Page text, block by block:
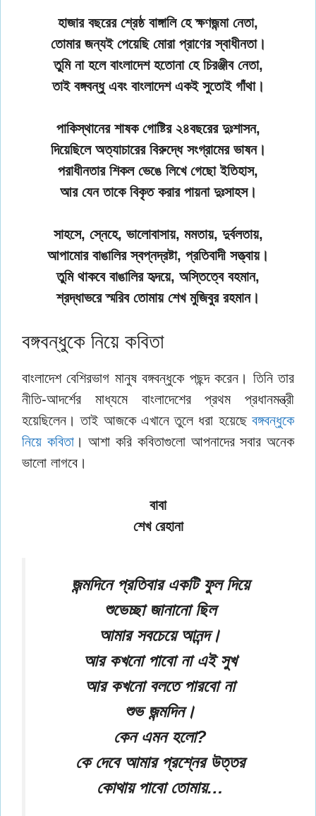
হাজার বছরের শ্রেষ্ঠ বাঙ্গালি হে ক্ষণজন্মা নেতা,
তোমার জন্যই পেয়েছি মোরা প্রাণের স্বাধীনতা।
তুমি না হলে বাংলাদেশ হতোনা হে চিরঞ্জীব নেতা,
তাই বঙ্গবন্ধু এবং বাংলাদেশ একই সুতোই গাঁথা।
পাকিস্থানের শাষক গোষ্টির ২৪বছরের দুঃশাসন,
দিয়েছিলে অত্যাচারের বিরুদ্ধে সংগ্রামের ভাষন।
পরাধীনতার শিকল ভেঙে লিখে গেছো ইতিহাস,
আর যেন তাকে বিকৃত করার পায়না দুঃসাহস।
সাহসে, স্নেহে, ভালোবাসায়, মমতায়, দুর্বলতায়,
আপামোর বাঙালির স্বপ্নদ্রষ্টা, প্রতিবাদী সত্ত্বায়।
তুমি থাকবে বাঙালির হৃদয়ে, অস্তিত্বে বহমান,
শ্রদ্ধাভরে স্মরিব তোমায় শেখ মুজিবুর রহমান।
বঙ্গবন্ধুকে নিয়ে কবিতা
বাংলাদেশ বেশিরভাগ মানুষ বঙ্গবন্ধুকে পছন্দ করেন। তিনি তার
নীতি-আদর্শের মাধ্যমে বাংলাদেশের প্রথম প্রধানমন্ত্রী
হয়েছিলেন। তাই আজকে এখানে তুলে ধরা হয়েছে বঙ্গবন্ধুকে
নিয়ে কবিতা। আশা করি কবিতাগুলো আপনাদের সবার অনেক
ভালো লাগবে।
বাবা
শেখ রেহানা
জন্মদিনে প্রতিবার একটি ফুল দিয়ে
শুভেচ্ছা জানানো ছিল
আমার সবচেয়ে আনন্দ।
আর কখনো পাবো না এই সুখ
আর কখনো বলতে পারবো না
শুভ জন্মদিন।
কেন এমন হলো?
কে দেবে আমার প্রশ্নের উত্তর
কোথায় পাবো তোমায়…